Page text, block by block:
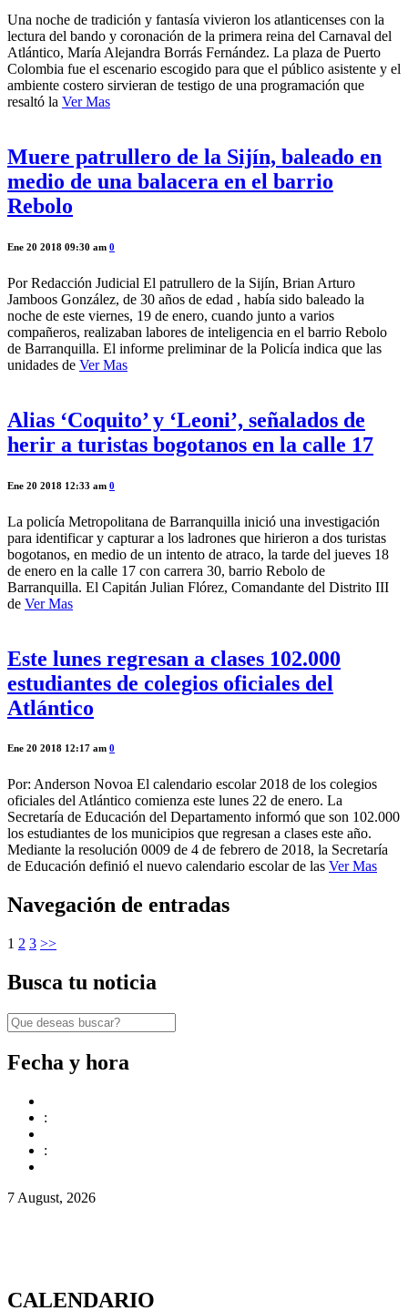
Una noche de tradición y fantasía vivieron los atlanticenses con la
lectura del bando y coronación de la primera reina del Carnaval del
Atlántico, María Alejandra Borrás Fernández. La plaza de Puerto
Colombia fue el escenario escogido para que el público asistente y el
ambiente costero sirvieran de testigo de una programación que
resaltó la Ver Mas
Muere patrullero de la Sijín, baleado en
medio de una balacera en el barrio
Rebolo
Ene 20 2018 09:30 am 0
Por Redacción Judicial El patrullero de la Sijín, Brian Arturo
Jamboos González, de 30 años de edad , había sido baleado la
noche de este viernes, 19 de enero, cuando junto a varios
compañeros, realizaban labores de inteligencia en el barrio Rebolo
de Barranquilla. El informe preliminar de la Policía indica que las
unidades de Ver Mas
Alias ‘Coquito’ y ‘Leoni’, señalados de
herir a turistas bogotanos en la calle 17
Ene 20 2018 12:33 am 0
La policía Metropolitana de Barranquilla inició una investigación
para identificar y capturar a los ladrones que hirieron a dos turistas
bogotanos, en medio de un intento de atraco, la tarde del jueves 18
de enero en la calle 17 con carrera 30, barrio Rebolo de
Barranquilla. El Capitán Julian Flórez, Comandante del Distrito III
de Ver Mas
Este lunes regresan a clases 102.000
estudiantes de colegios oficiales del
Atlántico
Ene 20 2018 12:17 am 0
Por: Anderson Novoa El calendario escolar 2018 de los colegios
oficiales del Atlántico comienza este lunes 22 de enero. La
Secretaría de Educación del Departamento informó que son 102.000
los estudiantes de los municipios que regresan a clases este año.
Mediante la resolución 0009 de 4 de febrero de 2018, la Secretaría
de Educación definió el nuevo calendario escolar de las Ver Mas
Navegación de entradas
1 2 3 >>
Busca tu noticia
Fecha y hora
:
:
7 August, 2026
CALENDARIO